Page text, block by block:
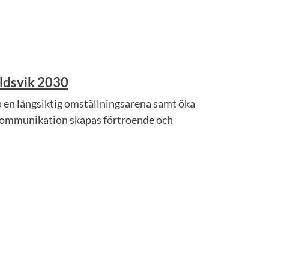
2030
långsiktig omställningsarena samt öka
skapas förtroende och